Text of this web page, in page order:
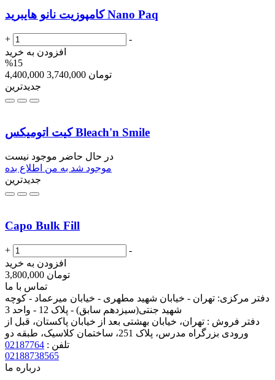
کامپوزیت نانو هایبرید Nano Paq
+
-
افزودن به خرید
%15
4,400,000 3,740,000 تومان
جدیدترین
کیت اتومیکس Bleach'n Smile
در حال حاضر موجود نیست
موجود شد به من اطلاع بده
جدیدترین
Capo Bulk Fill
+
-
افزودن به خرید
3,800,000 تومان
تماس با ما
دفتر مرکزی: تهران - خیابان شهید مطهری - خیابان میرعماد - کوچه
شهید جنتی(سیزدهم سابق) - پلاک 12 - واحد 3
دفتر فروش : تهران، خیابان بهشتی بعد از خیابان پاکستان، قبل از
ورودی بزرگراه مدرس، پلاک 251، ساختمان کلاسیک، طبقه دو
تلفن : 02187764
02188738565
درباره ما